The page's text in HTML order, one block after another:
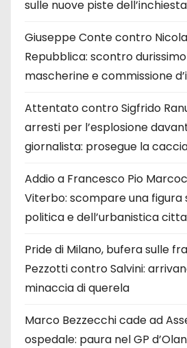
sulle nuove piste dell’inchiesta
Giuseppe Conte contro
Repubblica: scontro
mascherine e commissione
Attentato contro Sigfrido
arresti per l’esplosione
giornalista: prosegue la
Addio a Francesco Pio
Viterbo: scompare una figura
politica e dell’urbanistica
Pride di Milano, bufera sulle
Pezzotti contro Salvini:
minaccia di querela
Marco Bezzecchi cade ad
ospedale: paura nel GP